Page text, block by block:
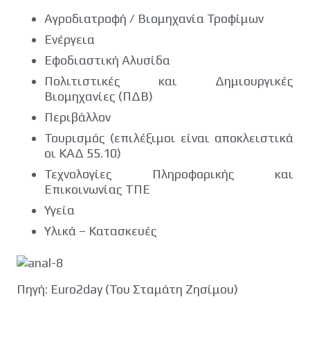
Αγροδιατροφή / Βιομηχανία Τροφίμων
Ενέργεια
Εφοδιαστική Αλυσίδα
Πολιτιστικές και Δημιουργικές
Βιομηχανίες (ΠΔΒ)
Περιβάλλον
Τουρισμός (επιλέξιμοι είναι αποκλειστικά
οι ΚΑΔ 55.10)
Τεχνολογίες Πληροφορικής και
Επικοινωνίας ΤΠΕ
Υγεία
Υλικά – Κατασκευές
Πηγή: Euro2day (Του Σταμάτη Ζησίμου)